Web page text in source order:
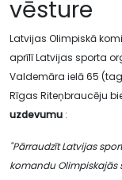
vēsture
Latvijas Olimpiskā
aprīlī Latvijas sporta
Valdemāra ielā 65
Rīgas Riteņbraucēju
uzdevumu :
"Pārraudzīt Latvijas
komandu Olimpiskajās